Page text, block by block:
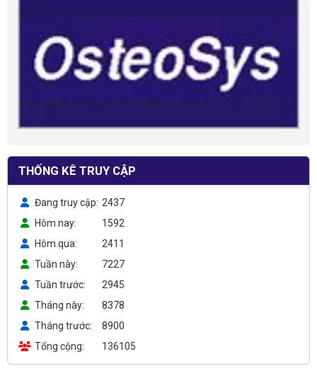
THỐNG KÊ TRUY CẬP
Đang truy cập
2437
Hôm nay
1592
Hôm qua
2411
Tuần này
7227
Tuần trước
2945
Tháng này
8378
Tháng trước
8900
Tổng cộng
136105